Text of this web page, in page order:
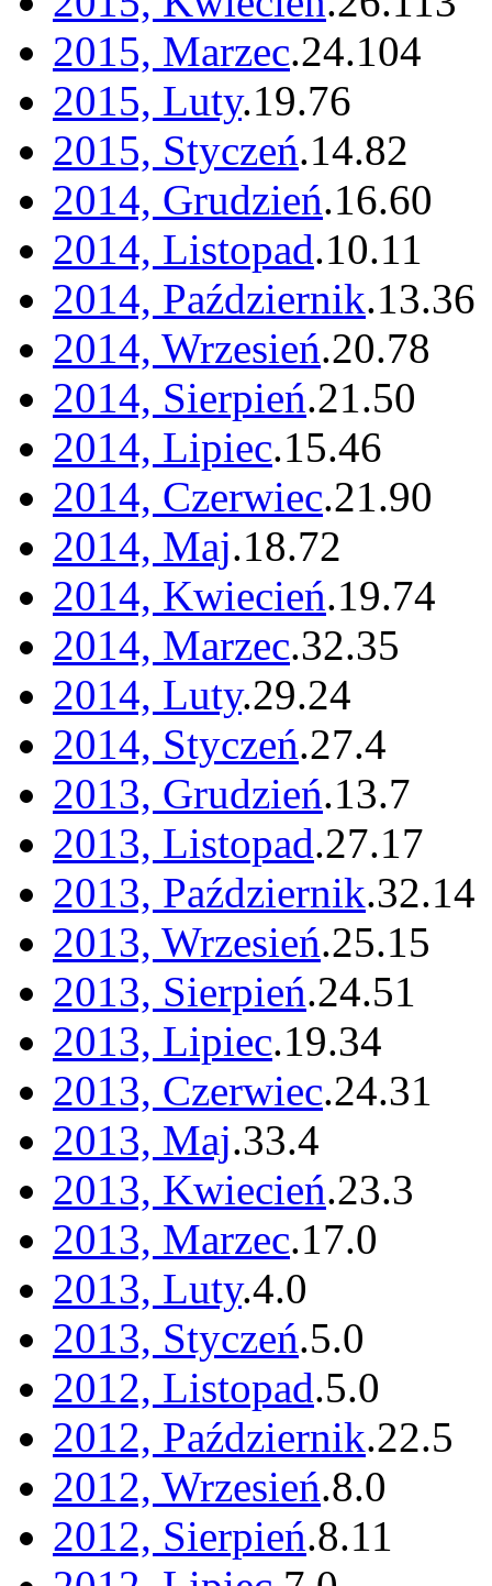
2015, Marzec.24.104
2015, Luty.19.76
2015, Styczeń.14.82
2014, Grudzień.16.60
2014, Listopad.10.11
2014, Październik.13.36
2014, Wrzesień.20.78
2014, Sierpień.21 .50
2014, Lipiec.15.46
2014, Czerwiec.21 .90
2014, Maj.18.72
2014, Kwiecień.19.74
2014, Marzec.32.35
2014, Luty.29.24
2014, Styczeń.27.4
2013, Grudzień.13.7
2013, Listopad.27.17
2013, Październik.32.14
2013, Wrzesień.25.15
2013, Sierpień.24.51
2013, Lipiec.19.34
2013, Czerwiec.24.31
2013, Maj.33.4
2013, Kwiecień.23.3
2013, Marzec.17.0
2013, Luty.4.0
2013, Styczeń.5.0
2012, Listopad.5.0
2012, Październik.22.5
2012, Wrzesień.8.0
2012, Sierpień.8.11